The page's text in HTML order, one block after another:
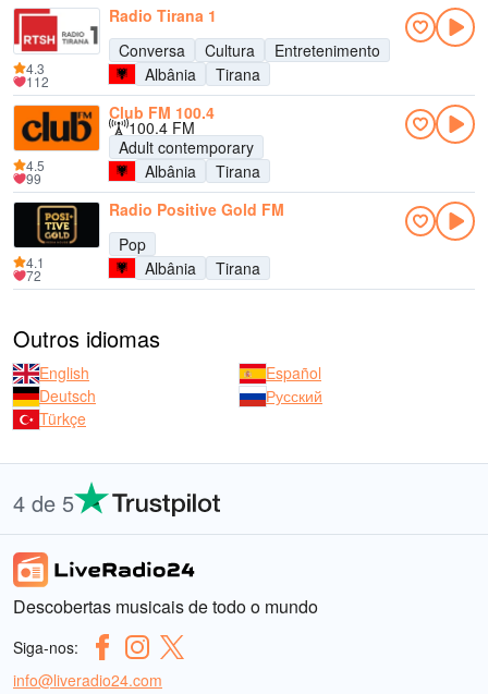
Radio Tirana 1
Conversa
Cultura
Entretenimento
Albânia
Tirana
4.3
112
Club FM 100.4
100.4 FM
Adult contemporary
Albânia
Tirana
4.5
99
Radio Positive Gold FM
Pop
Albânia
Tirana
4.1
72
Outros idiomas
English
Español
Deutsch
Русский
Türkçe
4 de 5
Descobertas musicais de todo o mundo
Siga-nos:
info@liveradio24.com